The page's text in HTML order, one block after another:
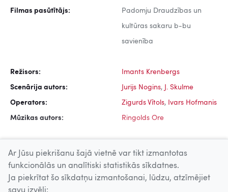
Filmas pasūtītājs: Padomju Draudzības un
kultūras sakaru b-bu
savienība
Režisors: Imants Krenbergs
Scenārija autors: Jurijs Nogins, J. Skulme
Operators: Zigurds Vītols, Ivars Hofmanis
Mūzikas autors: Ringolds Ore
Uz augšu
Ar Jūsu piekrišanu šajā vietnē var tikt izmantotas
funkcionālās un analītiski statistikās sīkdatnes.
Ja piekrītat šo sīkdatņu izmantošanai, lūdzu, atzīmējiet